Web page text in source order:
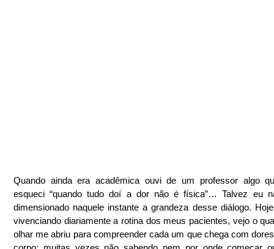
Quando ainda era acadêmica ouvi de um professor algo
esqueci “quando tudo doí a dor não é física”… Talvez eu
dimensionado naquele instante a grandeza desse diálogo.
vivenciando diariamente a rotina dos meus pacientes, vejo o
olhar me abriu para compreender cada um que chega com